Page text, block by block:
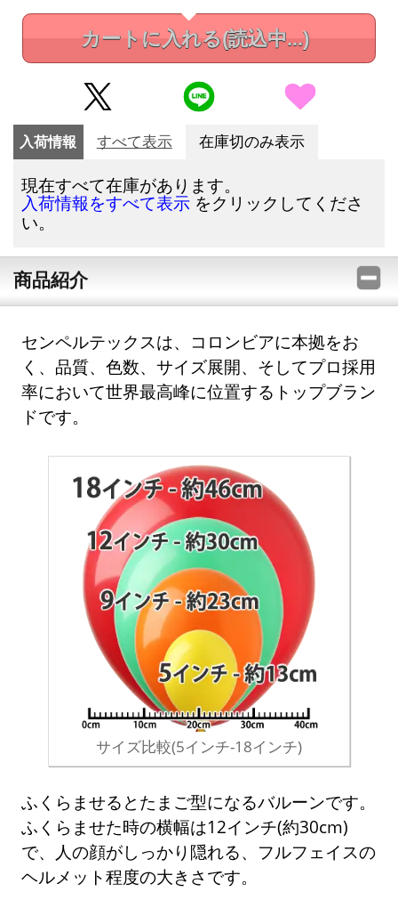
カートに入れる(読込中...)
入荷情報 すべて表示 在庫切のみ表示
現在すべて在庫があります。
入荷情報をすべて表示 をクリックしてくださ
い。
商品紹介
センペルテックスは、コロンビアに本拠をお
く、品質、色数、サイズ展開、そしてプロ採用
率において世界最高峰に位置するトップブラン
ドです。
サイズ比較(5インチ-18インチ)
ふくらませるとたまご型になるバルーンです。
ふくらませた時の横幅は12インチ(約30cm)
で、人の顔がしっかり隠れる、フルフェイスの
ヘルメット程度の大きさです。